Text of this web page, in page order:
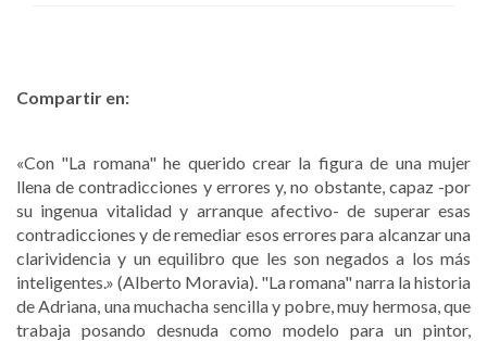
Compartir en:
«Con "La romana" he querido crear la figura de una mujer
llena de contradicciones y errores y, no obstante, capaz -por
su ingenua vitalidad y arranque afectivo- de superar esas
contradicciones y de remediar esos errores para alcanzar una
clarividencia y un equilibro que les son negados a los más
inteligentes.» (Alberto Moravia). "La romana" narra la historia
de Adriana, una muchacha sencilla y pobre, muy hermosa, que
trabaja posando desnuda como modelo para un pintor,